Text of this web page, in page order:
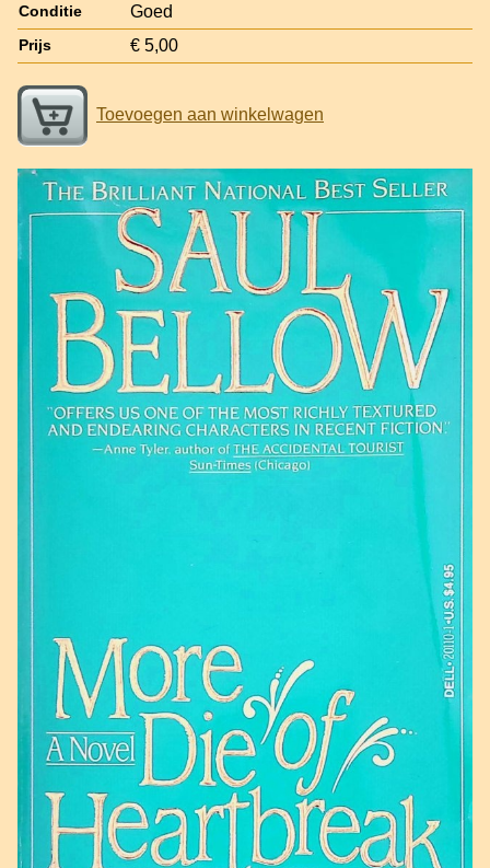
Conditie Goed
Prijs € 5,00
Toevoegen aan winkelwagen